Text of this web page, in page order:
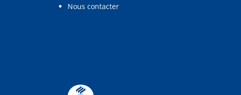
Nous contacter